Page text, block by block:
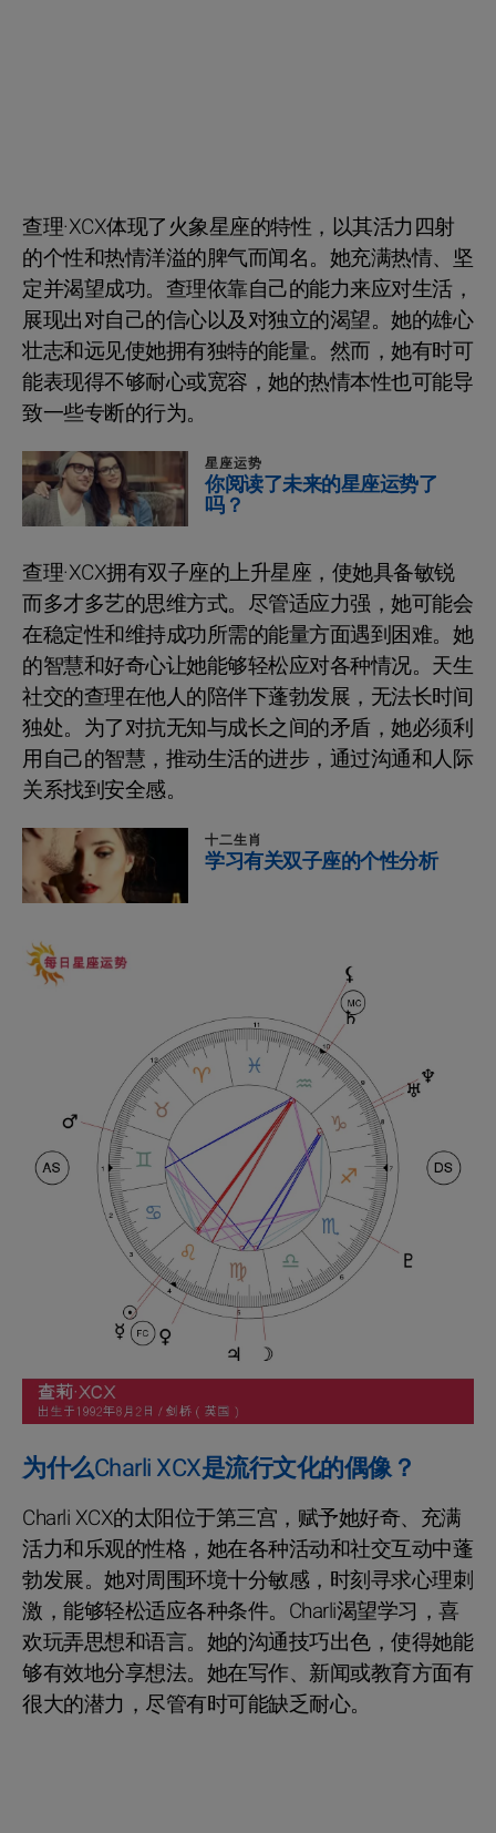
查理·XCX体现了火象星座的特性，以其活力四射
的个性和热情洋溢的脾气而闻名。她充满热情、坚
定并渴望成功。查理依靠自己的能力来应对生活，
展现出对自己的信心以及对独立的渴望。她的雄心
壮志和远见使她拥有独特的能量。然而，她有时可
能表现得不够耐心或宽容，她的热情本性也可能导
致一些专断的行为。
星座运势
你阅读了未来的星座运势了
吗？
查理·XCX拥有双子座的上升星座，使她具备敏锐
而多才多艺的思维方式。尽管适应力强，她可能会
在稳定性和维持成功所需的能量方面遇到困难。她
的智慧和好奇心让她能够轻松应对各种情况。天生
社交的查理在他人的陪伴下蓬勃发展，无法长时间
独处。为了对抗无知与成长之间的矛盾，她必须利
用自己的智慧，推动生活的进步，通过沟通和人际
关系找到安全感。
十二生肖
学习有关双子座的个性分析
为什么Charli XCX是流行文化的偶像？
Charli XCX的太阳位于第三宫，赋予她好奇、充满
活力和乐观的性格，她在各种活动和社交互动中蓬
勃发展。她对周围环境十分敏感，时刻寻求心理刺
激，能够轻松适应各种条件。Charli渴望学习，喜
欢玩弄思想和语言。她的沟通技巧出色，使得她能
够有效地分享想法。她在写作、新闻或教育方面有
很大的潜力，尽管有时可能缺乏耐心。